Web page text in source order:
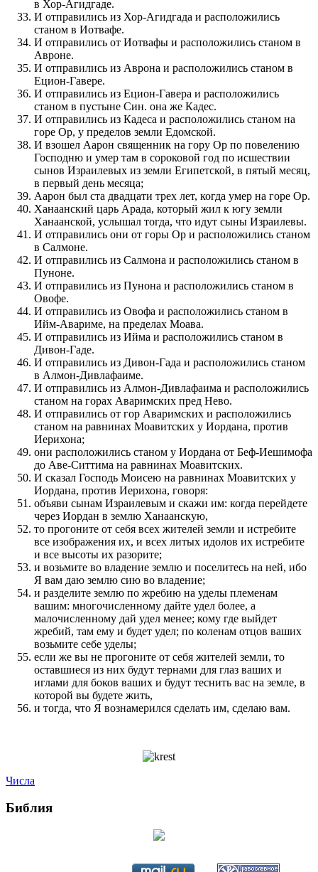
в Хор-Агидгаде.
И отправились из Хор-Агидгада и расположились
станом в Иотвафе.
И отправились от Иотвафы и расположились станом в
Авроне.
И отправились из Аврона и расположились станом в
Ецион-Гавере.
И отправились из Ецион-Гавера и расположились
станом в пустыне Син. она же Кадес.
И отправились из Кадеса и расположились станом на
горе Ор, у пределов земли Едомской.
И взошел Аарон священник на гору Ор по повелению
Господню и умер там в сороковой год по исшествии
сынов Израилевых из земли Египетской, в пятый месяц,
в первый день месяца;
Аарон был ста двадцати трех лет, когда умер на горе Ор.
Ханаанский царь Арада, который жил к югу земли
Ханаанской, услышал тогда, что идут сыны Израилевы.
И отправились они от горы Ор и расположились станом
в Салмоне.
И отправились из Салмона и расположились станом в
Пуноне.
И отправились из Пунона и расположились станом в
Овофе.
И отправились из Овофа и расположились станом в
Ийм-Авариме, на пределах Моава.
И отправились из Ийма и расположились станом в
Дивон-Гаде.
И отправились из Дивон-Гада и расположились станом
в Алмон-Дивлафаиме.
И отправились из Алмон-Дивлафаима и расположились
станом на горах Аваримских пред Нево.
И отправились от гор Аваримских и расположились
станом на равнинах Моавитских у Иордана, против
Иерихона;
они расположились станом у Иордана от Беф-Иешимофа
до Аве-Ситтима на равнинах Моавитских.
И сказал Господь Моисею на равнинах Моавитских у
Иордана, против Иерихона, говоря:
объяви сынам Израилевым и скажи им: когда перейдете
через Иордан в землю Ханаанскую,
то прогоните от себя всех жителей земли и истребите
все изображения их, и всех литых идолов их истребите
и все высоты их разорите;
и возьмите во владение землю и поселитесь на ней, ибо
Я вам даю землю сию во владение;
и разделите землю по жребию на уделы племенам
вашим: многочисленному дайте удел более, а
малочисленному дай удел менее; кому где выйдет
жребий, там ему и будет удел; по коленам отцов ваших
возьмите себе уделы;
если же вы не прогоните от себя жителей земли, то
оставшиеся из них будут тернами для глаз ваших и
иглами для боков ваших и будут теснить вас на земле, в
которой вы будете жить,
и тогда, что Я вознамерился сделать им, сделаю вам.
Числа
Библия